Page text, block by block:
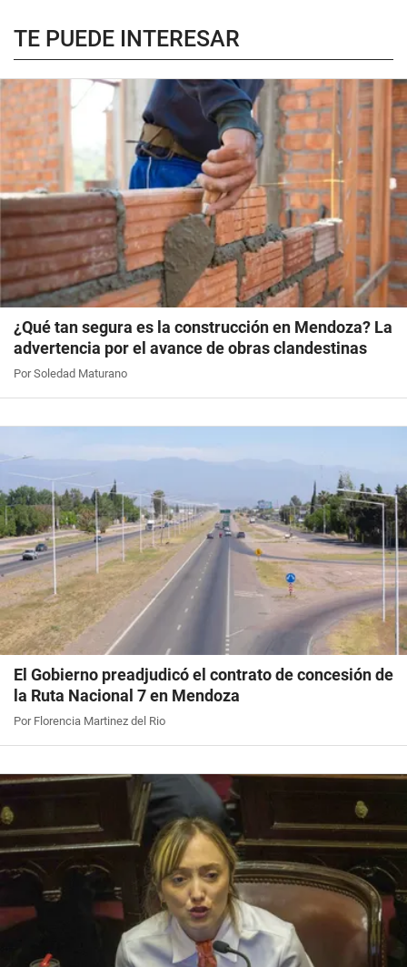
TE PUEDE INTERESAR
¿Qué tan segura es la construcción en Mendoza? La
advertencia por el avance de obras clandestinas
Por Soledad Maturano
El Gobierno preadjudicó el contrato de concesión de
la Ruta Nacional 7 en Mendoza
Por Florencia Martinez del Rio